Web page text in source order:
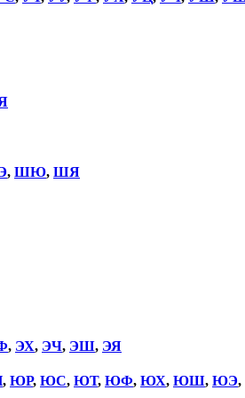
, ШЮ, ШЯ
, ЭХ, ЭЧ, ЭШ, ЭЯ
, ЮР, ЮС, ЮТ, ЮФ, ЮХ, ЮШ, ЮЭ,